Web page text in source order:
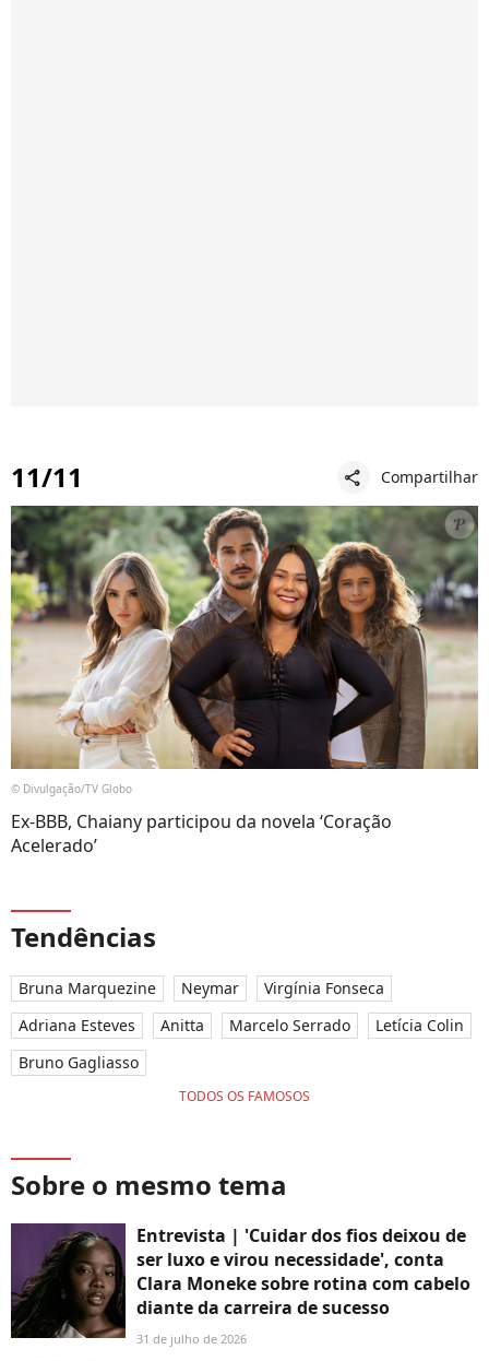
11/11 share Compartilhar
© Divulgação/TV Globo
Ex-BBB, Chaiany participou da novela ‘Coração
Acelerado’
Tendências
Bruna Marquezine Neymar
Virgínia Fonseca
Adriana Esteves
Anitta Marcelo Serrado
Letícia Colin
Bruno Gagliasso
TODOS OS FAMOSOS
Sobre o mesmo tema
Entrevista | 'Cuidar dos fios deixou de
ser luxo e virou necessidade', conta
Clara Moneke sobre rotina com cabelo
diante da carreira de sucesso
31 de julho de 2026